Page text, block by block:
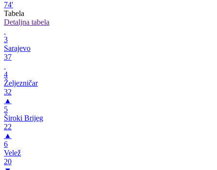
74'
Tabela
Detaljna tabela
3
Sarajevo
37
4
Željezničar
32
▲
5
Široki Brijeg
22
▲
6
Velež
20